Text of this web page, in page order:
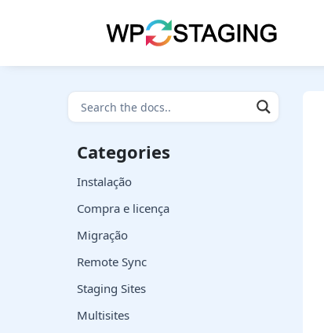
Categories
Instalação
Compra e licença
Migração
Remote Sync
Staging Sites
Multisites